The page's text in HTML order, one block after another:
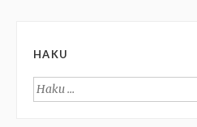
HAKU
Haku: